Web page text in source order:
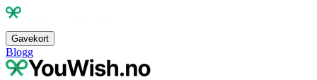
Gavekort
Blogg